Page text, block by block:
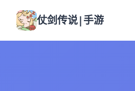
仗剑传说|手游